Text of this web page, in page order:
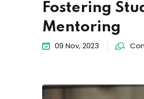
Fostering
Mentoring
09 Nov, 2023